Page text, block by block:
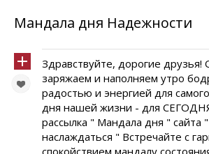
Мандала дня Надежности
Здравствуйте, дорогие
заряжаем и наполняем утро
радостью и энергией для
дня нашей жизни - для
рассылка " Мандала дня " сайта
наслаждаться " Встречайте с
спокойствием мандалу